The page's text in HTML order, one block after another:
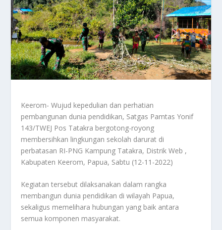
Keerom- Wujud kepedulian dan perhatian
pembangunan dunia pendidikan, Satgas Pamtas Yonif
143/TWEJ Pos Tatakra bergotong-royong
membersihkan lingkungan sekolah darurat di
perbatasan RI-PNG Kampung Tatakra, Distrik Web ,
Kabupaten Keerom, Papua, Sabtu (12-11-2022)
Kegiatan tersebut dilaksanakan dalam rangka
membangun dunia pendidikan di wilayah Papua,
sekaligus memelihara hubungan yang baik antara
semua komponen masyarakat.